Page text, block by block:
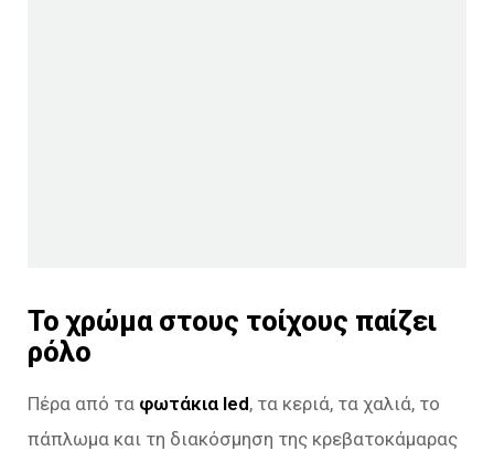
Το χρώμα στους τοίχους παίζει
ρόλο
Πέρα από τα φωτάκια led, τα κεριά, τα χαλιά, το
πάπλωμα και τη διακόσμηση της κρεβατοκάμαρας